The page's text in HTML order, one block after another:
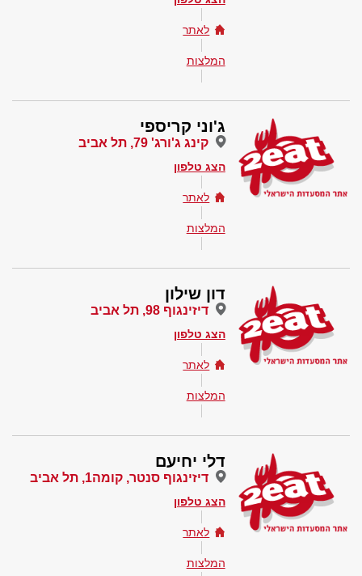
לאתר
המלצות
ג'וני קריספי
קינג ג'ורג' 79, תל אביב
הצג טלפון
לאתר
המלצות
דון שילון
דיזינגוף 98, תל אביב
הצג טלפון
לאתר
המלצות
דלי יחיעם
דיזינגוף סנטר, קומה1, תל אביב
הצג טלפון
לאתר
המלצות